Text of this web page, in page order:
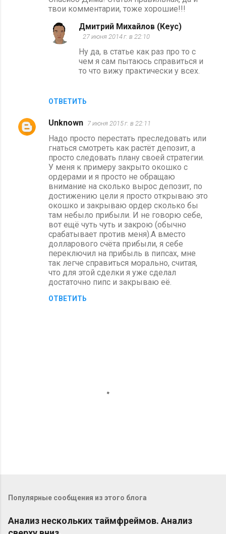
твои комментарии, тоже хорошие!!!
ОТВЕТИТЬ
Дмитрий Михайлов (Кеус)
27 июня 2014 г. в 22:10
Ну да, в статье как раз про то с
чем я сам пытаюсь справиться и
то что вижу практически у всех.
Unknown 7 июня 2015 г. в 22:11
Надо просто перестать преследовать или
гнаться смотреть как растёт депозит, а
просто следовать плану своей стратегии.
У меня к примеру закрыто окошко с
ордерами и я просто не обращаю
внимание на сколько вырос депозит, по
достижению цели я просто открываю это
окошко и закрываю ордер сколько бы
там небыло прибыли. И не говорю себе,
вот ещё чуть чуть и закрою (обычно
срабатывает против меня).А вместо
долларового счёта прибыли, я себе
переключил на прибыль в пипсах, мне
так легче справиться морально, считая,
что для этой сделки я уже сделал
достаточно пипс и закрываю её.
ОТВЕТИТЬ
р
в
и
Популярные сообщения из этого блога
Анализ нескольких таймфреймов. Анализ